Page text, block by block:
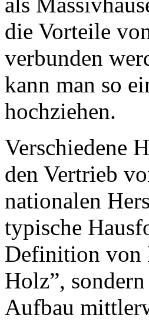
die Vorteile
verbunden
kann man so
hochziehen.
Verschiedene
den Vertrieb
nationalen
typische
Definition von
Holz”,
Aufbau